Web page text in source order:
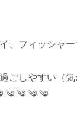
、フィッシャ
ごしやすい（
༄ ༄ ༄ ༄